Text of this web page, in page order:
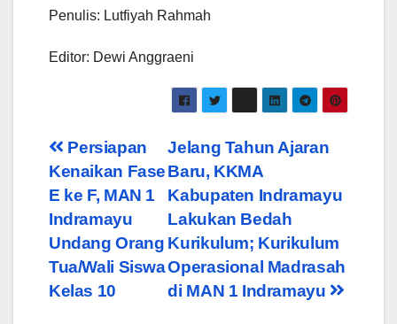
Penulis: Lutfiyah Rahmah
Editor: Dewi Anggraeni
Post
navigation
Jelang Tahun Ajaran
Baru, KKMA
Kabupaten Indramayu
Lakukan Bedah
Kurikulum; Kurikulum
Operasional Madrasah
di MAN 1 Indramayu
Persiapan
Kenaikan Fase
E ke F, MAN 1
Indramayu
Undang Orang
Tua/Wali Siswa
Kelas 10